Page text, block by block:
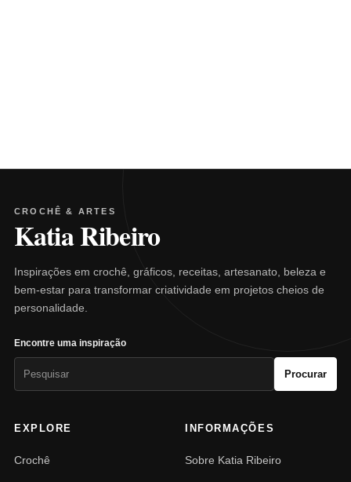
CROCHÊ & ARTES
Katia Ribeiro
Inspirações em crochê, gráficos, receitas, artesanato, beleza e
bem-estar para transformar criatividade em projetos cheios de
personalidade.
Encontre uma inspiração
Procurar
EXPLORE
Crochê
INFORMAÇÕES
Sobre Katia Ribeiro